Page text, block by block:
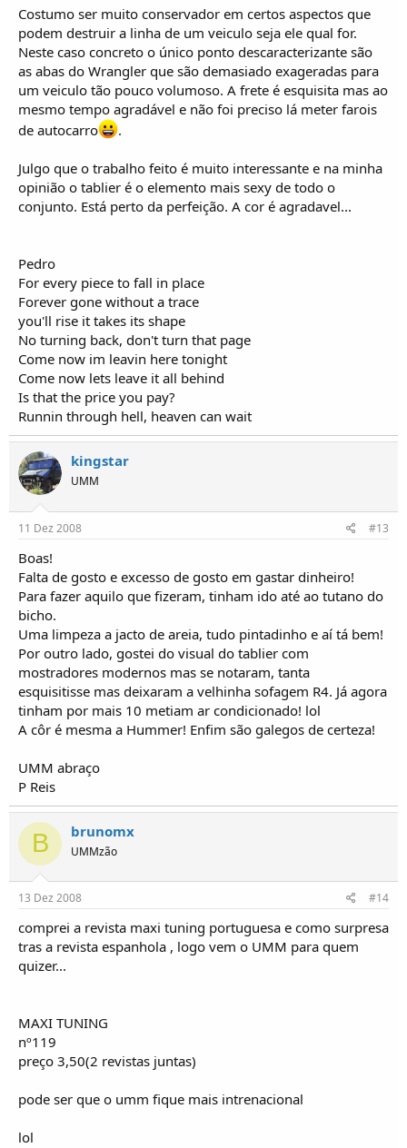
Costumo ser muito conservador em certos aspectos que
podem destruir a linha de um veiculo seja ele qual for.
Neste caso concreto o único ponto descaracterizante são
as abas do Wrangler que são demasiado exageradas para
um veiculo tão pouco volumoso. A frete é esquisita mas ao
mesmo tempo agradável e não foi preciso lá meter farois
de autocarro
.
Julgo que o trabalho feito é muito interessante e na minha
opinião o tablier é o elemento mais sexy de todo o
conjunto. Está perto da perfeição. A cor é agradavel...
Pedro
For every piece to fall in place
Forever gone without a trace
you'll rise it takes its shape
No turning back, don't turn that page
Come now im leavin here tonight
Come now lets leave it all behind
Is that the price you pay?
Runnin through hell, heaven can wait
kingstar
UMM
11 Dez 2008 #13
Boas!
Falta de gosto e excesso de gosto em gastar dinheiro!
Para fazer aquilo que fizeram, tinham ido até ao tutano do
bicho.
Uma limpeza a jacto de areia, tudo pintadinho e aí tá bem!
Por outro lado, gostei do visual do tablier com
mostradores modernos mas se notaram, tanta
esquisitisse mas deixaram a velhinha sofagem R4. Já agora
tinham por mais 10 metiam ar condicionado! lol
A côr é mesma a Hummer! Enfim são galegos de certeza!
UMM abraço
P Reis
B brunomx
UMMzão
13 Dez 2008 #14
comprei a revista maxi tuning portuguesa e como surpresa
tras a revista espanhola , logo vem o UMM para quem
quizer...
MAXI TUNING
nº119
preço 3,50(2 revistas juntas)
pode ser que o umm fique mais intrenacional
lol